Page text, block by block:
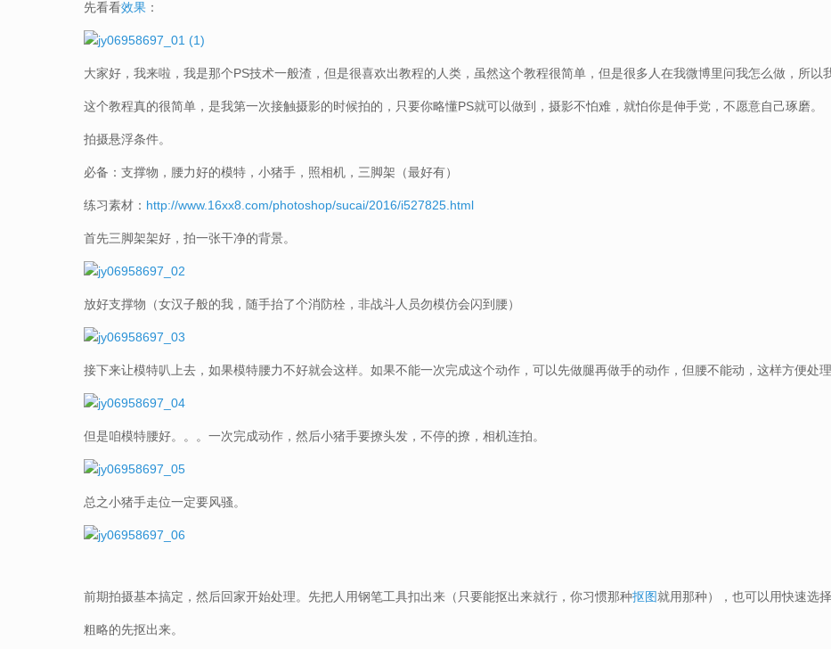
先看看效果：
大家好，我来啦，我是那个PS技术一般渣，但是很喜欢出教程的人类，虽然这个教程很简单，但是很多人在我微博里问我怎么做，所以
这个教程真的很简单，是我第一次接触摄影的时候拍的，只要你略懂PS就可以做到，摄影不怕难，就怕你是伸手党，不愿意自己琢磨。
拍摄悬浮条件。
必备：支撑物，腰力好的模特，小猪手，照相机，三脚架（最好有）
练习素材： http://www.16xx8.com/photoshop/sucai/2016/i527825.html
首先三脚架架好，拍一张干净的背景。
放好支撑物（女汉子般的我，随手抬了个消防栓，非战斗人员勿模仿会闪到腰）
接下来让模特叭上去，如果模特腰力不好就会这样。如果不能一次完成这个动作，可以先做腿再做手的动作，但腰不能动，这样方便处理
但是咱模特腰好。。。一次完成动作，然后小猪手要撩头发，不停的撩，相机连拍。
总之小猪手走位一定要风骚。
前期拍摄基本搞定，然后回家开始处理。先把人用钢笔工具扣出来（只要能抠出来就行，你习惯那种抠图就用那种），也可以用快速选
粗略的先抠出来。